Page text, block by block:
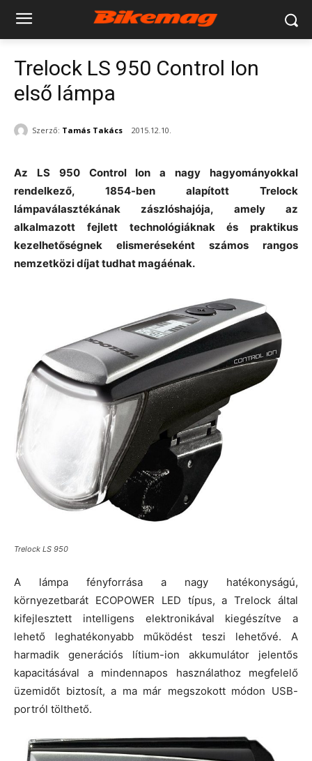
Trelock LS 950 Control Ion
első lámpa
Szerző: Tamás Takács 2015.12.10.
Az LS 950 Control Ion a nagy hagyományokkal
rendelkező, 1854-ben alapított Trelock
lámpaválasztékának zászlóshajója, amely az
alkalmazott fejlett technológiáknak és praktikus
kezelhetőségnek elismeréseként számos rangos
nemzetközi díjat tudhat magáénak.
Trelock LS 950
A lámpa fényforrása a nagy hatékonyságú,
környezetbarát ECOPOWER LED típus, a Trelock által
kifejlesztett intelligens elektronikával kiegészítve a
lehető leghatékonyabb működést teszi lehetővé. A
harmadik generációs lítium-ion akkumulátor jelentős
kapacitásával a mindennapos használathoz megfelelő
üzemidőt biztosít, a ma már megszokott módon USB-
portról tölthető.